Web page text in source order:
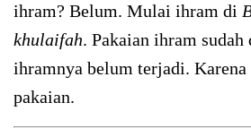
ihram? Belum. Mulai ihram di
khulaifah. Pakaian ihram
ihramnya belum terjadi. Karena
pakaian.